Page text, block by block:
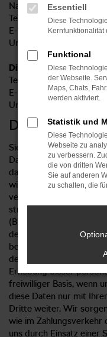
Name: Tobias Sorg
Telefonnummer: +49
E-Mail Adresse:
Die Kontaktdaten des
Telefonnummer: 07171
E-Mail Adresse:
Sie erhalten als Nutzer
Datenschutzerklärung
darüber, wie, in
wir oder Drittanbieter
verwenden. Die
streng nach den
(BDSG) und des
der Vertraulichkeit Ihrer
besonders verpflichtet
der Grenzen, die die
Erhebung dieser
freiwilliger Basis, wenn
diese Daten nur mit
Dritte weiter. Wir
wie im Zahlungsverkehr
uns durch Einsatz einer
Essentiell
Diese
Funktional
Diese
der Webseite.
Maps, Chats,
werden aktiviert.
Statistik und
Diese
Webseite zu
zu verbessern.
die von dritten
Sie auf anderen
zu schalten, die